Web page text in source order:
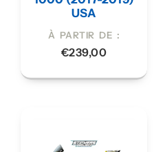
USA
À PARTIR DE :
€239,00